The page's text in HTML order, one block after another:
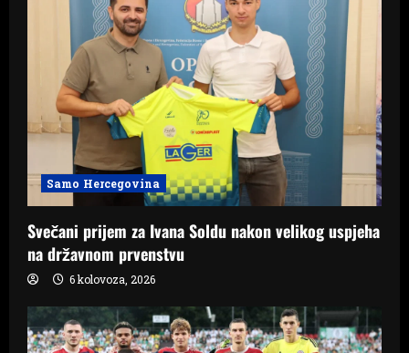
Samo Hercegovina
Svečani prijem za Ivana Soldu nakon velikog uspjeha
na državnom prvenstvu
6 kolovoza, 2026